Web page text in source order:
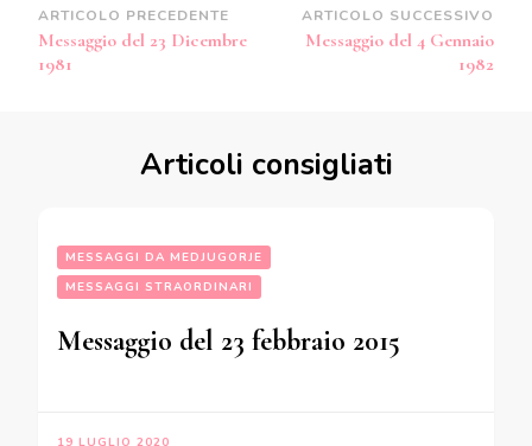
Navigazione
articoli
ARTICOLO PRECEDENTE
Messaggio del 23 Dicembre
1981
ARTICOLO SUCCESSIVO
Messaggio del 4 Gennaio
1982
Articoli consigliati
MESSAGGI DA MEDJUGORJE
MESSAGGI STRAORDINARI
Messaggio del 23 febbraio 2015